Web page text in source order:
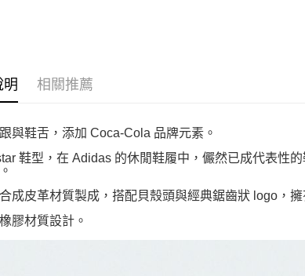
明 相關推薦
與鞋舌，添加 Coca-Cola 品牌元素。
鞋型，在 Adidas 的休閒鞋履中，儼然已成代表性
成皮革材質製成，搭配貝殼頭與經典鋸齒狀 logo，
膠材質設計。